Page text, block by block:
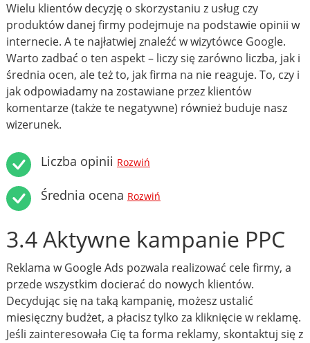
Wielu klientów decyzję o skorzystaniu z usług czy
produktów danej firmy podejmuje na podstawie opinii w
internecie. A te najłatwiej znaleźć w wizytówce Google.
Warto zadbać o ten aspekt – liczy się zarówno liczba, jak i
średnia ocen, ale też to, jak firma na nie reaguje. To, czy i
jak odpowiadamy na zostawiane przez klientów
komentarze (także te negatywne) również buduje nasz
wizerunek.
Liczba opinii Rozwiń
Średnia ocena Rozwiń
3.4 Aktywne kampanie PPC
Reklama w Google Ads pozwala realizować cele firmy, a
przede wszystkim docierać do nowych klientów.
Decydując się na taką kampanię, możesz ustalić
miesięczny budżet, a płacisz tylko za kliknięcie w reklamę.
Jeśli zainteresowała Cię ta forma reklamy, skontaktuj się z